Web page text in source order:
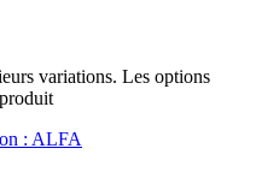
variations. Les options